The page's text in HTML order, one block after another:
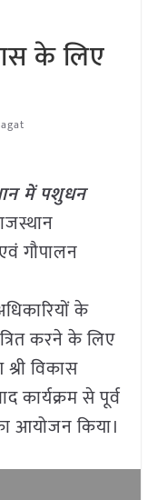
के लिए
में पशुधन
गौपालन
के
करने के लिए
विकास
कार्यक्रम से पूर्व
आयोजन किया।